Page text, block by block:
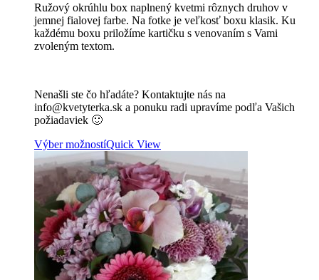
Ružový okrúhlu box naplnený kvetmi rôznych druhov v
jemnej fialovej farbe. Na fotke je veľkosť boxu klasik. Ku
každému boxu priložíme kartičku s venovaním s Vami
zvoleným textom.
Nenašli ste čo hľadáte? Kontaktujte nás na
info@kvetyterka.sk a ponuku radi upravíme podľa Vašich
požiadaviek 🙂
Výber možnostíQuick View